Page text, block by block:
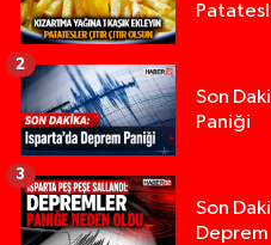
Son
Paniği
2
Son
Deprem
3